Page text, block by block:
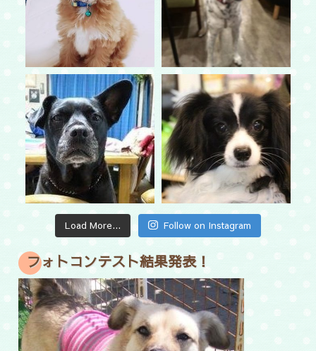
Load More... Follow on Instagram
フォトコンテスト結果発表！